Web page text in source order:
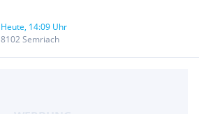
Heute, 14:09 Uhr
8102 Semriach